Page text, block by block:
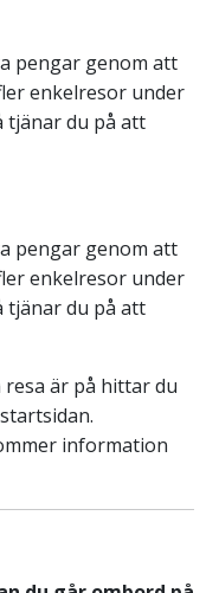
pengar genom att
enkelresor under
tjänar du på att
pengar genom att
enkelresor under
tjänar du på att
är på hittar du
information